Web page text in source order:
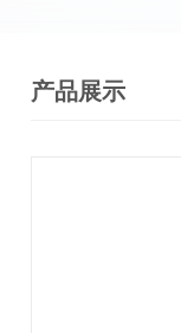
产品展示